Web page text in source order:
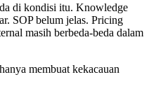
di kondisi itu. Knowledge
SOP belum jelas. Pricing
masih berbeda-beda dalam
membuat kekacauan